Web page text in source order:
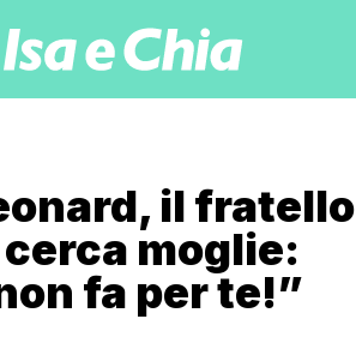
il fratello
moglie:
fa per te!”